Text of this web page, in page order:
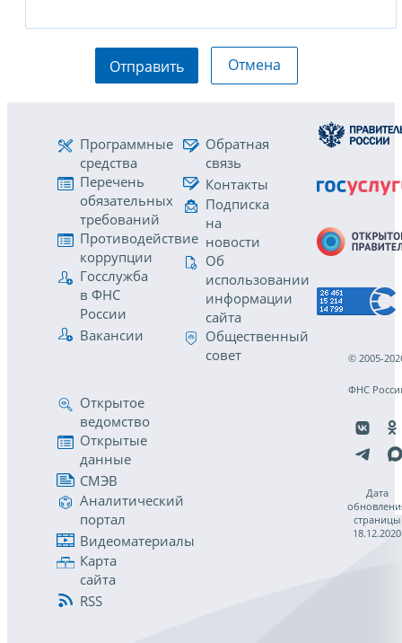
Отправить Отмена
Программные
средства
Перечень
обязательных
требований
Противодействие
коррупции
Госслужба
в ФНС
России
Вакансии
Обратная
связь
Контакты
Подписка
на
новости
Об
использовании
информации
сайта
Общественный
совет
Открытое
ведомство
Открытые
данные
СМЭВ
Аналитический
портал
Видеоматериалы
Карта
сайта
RSS
© 2005-
ФНС
Дата
страницы
18.12.2020